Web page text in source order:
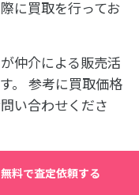
に買取を行ってお
仲介による販売活
。 参考に買取価格
い合わせくださ
無料で査定依頼する